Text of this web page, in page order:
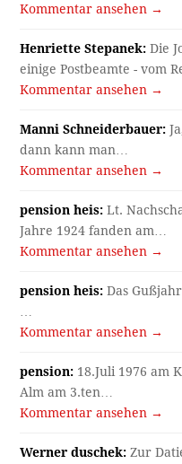
Kommentar ansehen →
Henriette Stepanek: Die
einige Postbeamte - vom
Kommentar ansehen →
Manni Schneiderbauer:
dann kann man…
Kommentar ansehen →
pension heis: Lt.
Jahre 1924 fanden am…
Kommentar ansehen →
pension heis: Das
…
Kommentar ansehen →
pension: 18.Juli 1976 am
Alm am 3.ten…
Kommentar ansehen →
Werner duschek: Zur